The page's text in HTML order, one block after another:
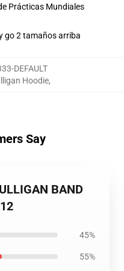
Prácticas Mundiales
go 2 tamaños arriba
DEFAULT
Hoodie,
Say
BAND
45%
55%